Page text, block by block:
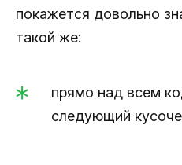
покажется довольно
такой же:
прямо над всем
следующий